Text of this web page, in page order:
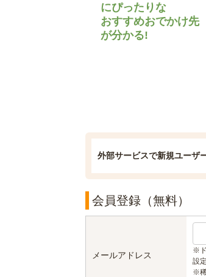
にぴったりな
おすすめおでかけ先
が分かる!
外部サービスで新規ユーザ
会員登録（無料）
メールアドレス ※ド
設
※